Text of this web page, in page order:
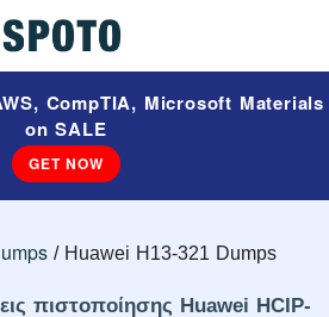
CompTIA, Microsoft Materials
on SALE
GET NOW
Huawei H13-321 Dumps
πιστοποίησης Huawei HCIP-